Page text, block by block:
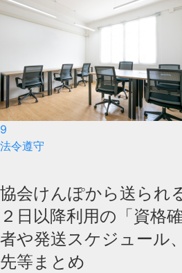
9
法令遵守
協会けんぽから送られ
２日以降利用の「資格
者や発送スケジュール
先等まとめ